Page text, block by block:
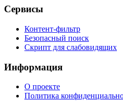
Сервисы
Контент-фильтр
Безопасный поиск
Скрипт для слабовидящих
Информация
О проекте
Политика